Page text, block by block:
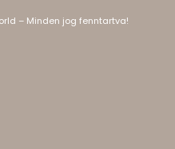
– Minden jog fenntartva!